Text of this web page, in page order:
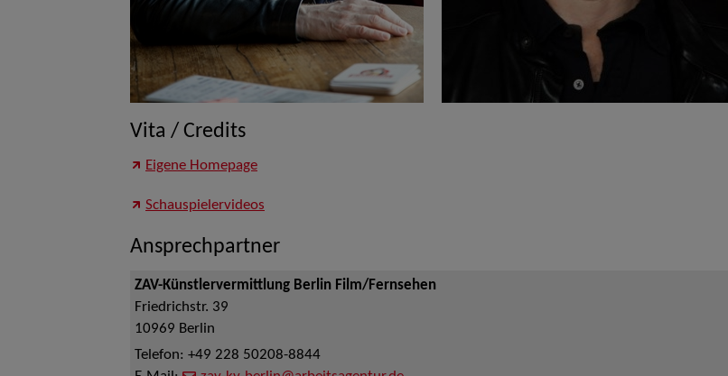
Vita / Credits
Eigene Homepage
Schauspielervideos
Ansprechpartner
ZAV-Künstlervermittlung Berlin Film/Fernsehen
Friedrichstr. 39
10969 Berlin
Telefon: +49 228 50208-8844